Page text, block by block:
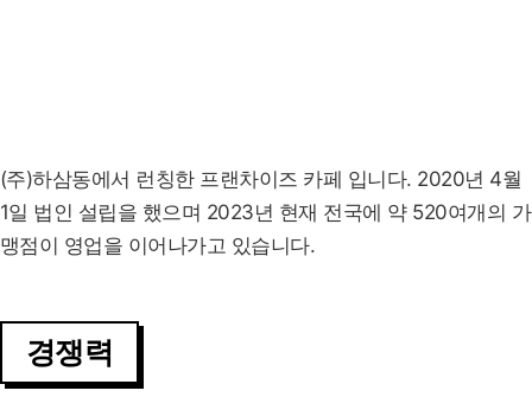
(주)하삼동에서 런칭한 프랜차이즈 카페 입니다. 2020년 4월
1일 법인 설립을 했으며 2023년 현재 전국에 약 520여개의 가
맹점이 영업을 이어나가고 있습니다.
경쟁력